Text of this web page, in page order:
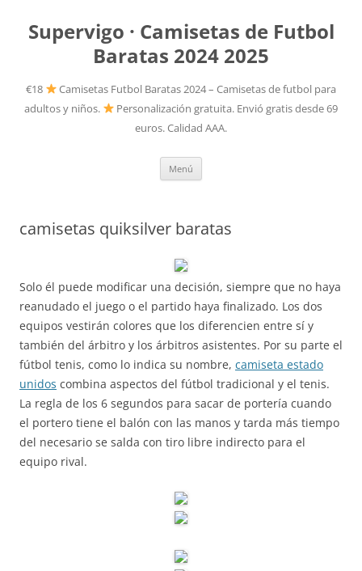
Supervigo · Camisetas de Futbol
Baratas 2024 2025
€18
Camisetas Futbol Baratas 2024 – Camisetas de futbol para
adultos y niños.
Personalización gratuita. Envió gratis desde 69
euros. Calidad AAA.
Menú
camisetas quiksilver baratas
Solo él puede modificar una decisión, siempre que no haya
reanudado el juego o el partido haya finalizado. Los dos
equipos vestirán colores que los diferencien entre sí y
también del árbitro y los árbitros asistentes. Por su parte el
fútbol tenis, como lo indica su nombre, camiseta estado
unidos combina aspectos del fútbol tradicional y el tenis.
La regla de los 6 segundos para sacar de portería cuando
el portero tiene el balón con las manos y tarda más tiempo
del necesario se salda con tiro libre indirecto para el
equipo rival.